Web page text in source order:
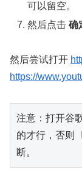
可以留空。
然后点击确
然后尝试打开
https://
注意：打开
的才行，否
断。